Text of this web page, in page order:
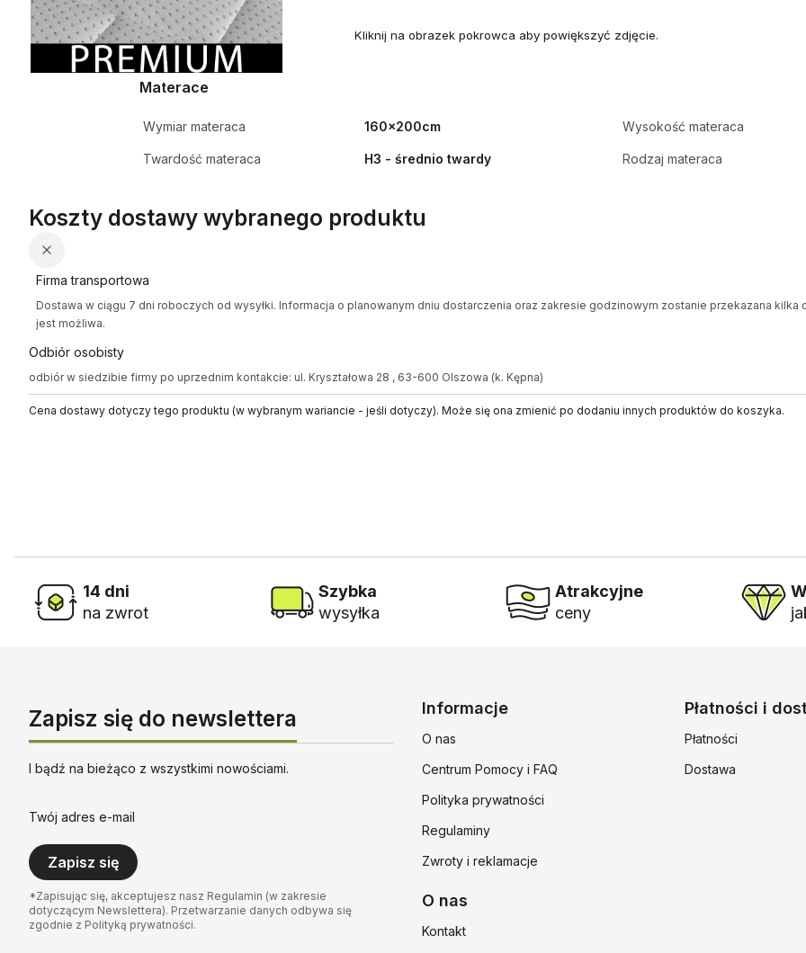
Kliknij na obrazek pokrowca aby powiększyć zdjęcie.
Materace
Wymiar materaca 160x200cm Wysokość materaca
Twardość materaca H3 - średnio twardy Rodzaj materaca
Koszty dostawy wybranego produktu
Firma transportowa
Dostawa w ciągu 7 dni roboczych od wysyłki. Informacja o planowanym dniu dostarczenia oraz zakresie godzinowym zostanie przekazana kilka
jest możliwa.
Odbiór osobisty
odbiór w siedzibie firmy po uprzednim kontakcie: ul. Kryształowa 28 , 63-600 Olszowa (k. Kępna)
Cena dostawy dotyczy tego produktu (w wybranym wariancie - jeśli dotyczy). Może się ona zmienić po dodaniu innych produktów do koszyka.
14 dni
na zwrot
Szybka
wysyłka
Atrakcyjne
ceny
Zapisz się do newslettera
I bądź na bieżąco z wszystkimi nowościami.
Twój adres e-mail
Zapisz się
*Zapisując się, akceptujesz nasz Regulamin (w zakresie
dotyczącym Newslettera). Przetwarzanie danych odbywa się
zgodnie z Polityką prywatności.
Linki w stopce
Informacje
O nas
Centrum Pomocy i FAQ
Polityka prywatności
Regulaminy
Zwroty i reklamacje
Płatności i
Płatności
Dostawa
O nas
Kontakt